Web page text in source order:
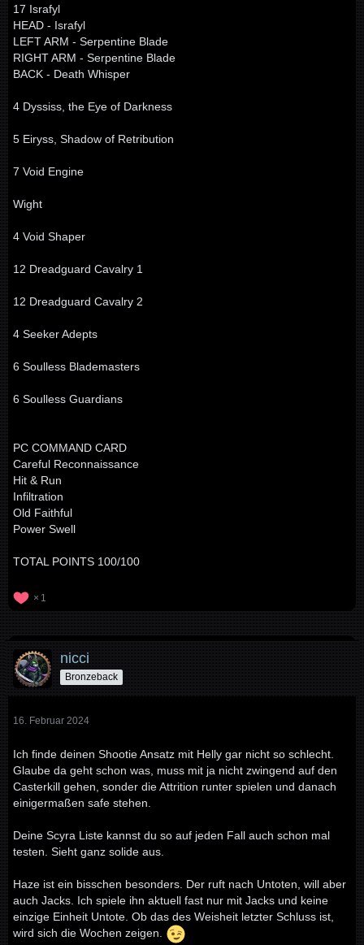
17 Israfyl
HEAD - Israfyl
LEFT ARM - Serpentine Blade
RIGHT ARM - Serpentine Blade
BACK - Death Whisper
4 Dyssiss, the Eye of Darkness
5 Eiryss, Shadow of Retribution
7 Void Engine
Wight
4 Void Shaper
12 Dreadguard Cavalry 1
12 Dreadguard Cavalry 2
4 Seeker Adepts
6 Soulless Blademasters
6 Soulless Guardians
PC COMMAND CARD
Careful Reconnaissance
Hit & Run
Infiltration
Old Faithful
Power Swell
TOTAL POINTS 100/100
1
nicci
Bronzeback
16. Februar 2024
Ich finde deinen Shootie Ansatz mit Helly gar nicht so schlecht.
Glaube da geht schon was, muss mit ja nicht zwingend auf den
Casterkill gehen, sonder die Attrition runter spielen und danach
einigermaßen safe stehen.
Deine Scyra Liste kannst du so auf jeden Fall auch schon mal
testen. Sieht ganz solide aus.
Haze ist ein bisschen besonders. Der ruft nach Untoten, will aber
auch Jacks. Ich spiele ihn aktuell fast nur mit Jacks und keine
einzige Einheit Untote. Ob das des Weisheit letzter Schluss ist,
wird sich die Wochen zeigen.